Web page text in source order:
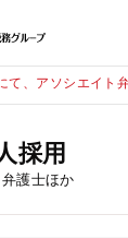
て、アソシエイト
採用
護士ほか
24時間365日
窓口はこちら